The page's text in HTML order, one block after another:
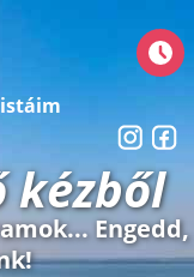
kézből
Engedd,